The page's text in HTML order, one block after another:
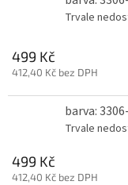
Trvale
499 Kč
412,40 Kč bez DPH
barva:
Trvale
499 Kč
412,40 Kč bez DPH